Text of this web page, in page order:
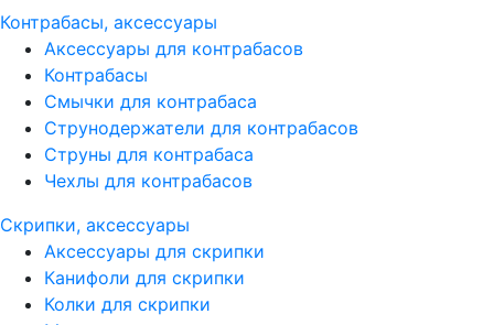
Контрабасы, аксессуары
Аксессуары для контрабасов
Контрабасы
Смычки для контрабаса
Струнодержатели для контрабасов
Струны для контрабаса
Чехлы для контрабасов
Скрипки, аксессуары
Аксессуары для скрипки
Канифоли для скрипки
Колки для скрипки